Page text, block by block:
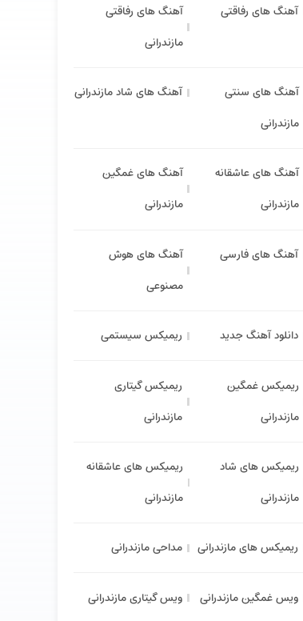
آهنگ های رفاقتی
آهنگ های رفاقتی
مازندرانی
آهنگ های سنتی
مازندرانی
آهنگ های شاد مازندرانی
آهنگ های عاشقانه
مازندرانی
آهنگ های غمگین
مازندرانی
آهنگ های فارسی
آهنگ های هوش
مصنوعی
دانلود آهنگ جدید ریمیکس سیستمی
ریمیکس غمگین
مازندرانی
ریمیکس گیتاری
مازندرانی
ریمیکس های شاد
مازندرانی
ریمیکس های عاشقانه
مازندرانی
ریمیکس های مازندرانی مداحی مازندرانی
ویس غمگین مازندرانی ویس گیتاری مازندرانی